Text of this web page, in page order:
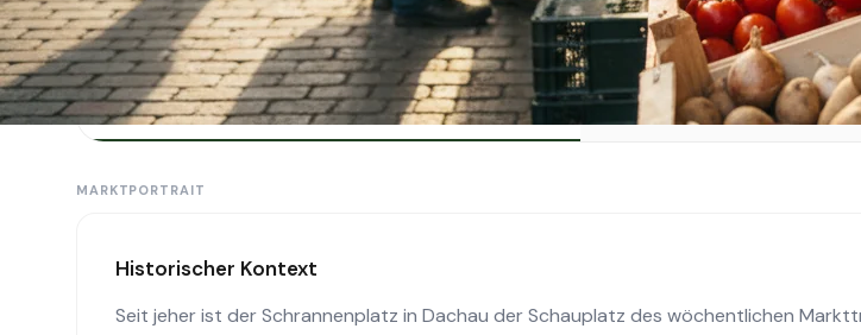
Über den Markt
MARKTPORTRAIT
Historischer Kontext
Seit jeher ist der Schrannenplatz in Dachau der Schauplatz des wöchentlichen